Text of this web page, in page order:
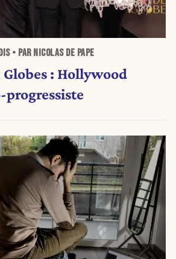
• PAR NICOLAS DE PAPE
Globes : Hollywood
progressiste